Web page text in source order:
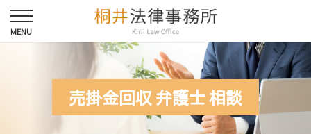
売掛金回収 弁護士 相談